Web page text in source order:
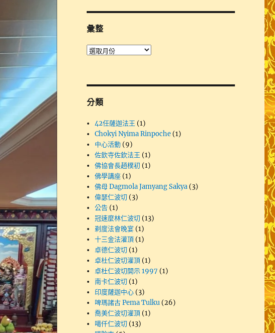
字:
彙整
彙
分類
42任薩迦法王 (1)
Chokyi Nyima Rinpoche (1)
中心活動 (9)
佐欽寺佐欽法王 (1)
佛協會長趙樸初 (1)
佛學講座 (1)
佛母 Dagmola Jamyang Sakya (3)
偉瑟仁波切 (3)
公告 (1)
冠速麼林仁波切 (13)
剃度法會晚宴 (1)
十三金法灌頂 (1)
卓德仁波切 (1)
卓杜仁波切灌頂 (1)
卓杜仁波切開示 1997 (1)
南卡仁波切 (1)
印度薩迦中心 (3)
啤瑪諸古 Pema Tulku (26)
喬美仁波切灌頂 (1)
噶仟仁波切 (13)